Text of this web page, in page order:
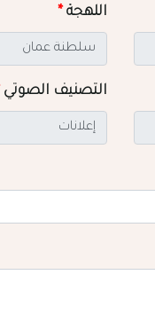
اللهجة*
التصنيف الصوتي